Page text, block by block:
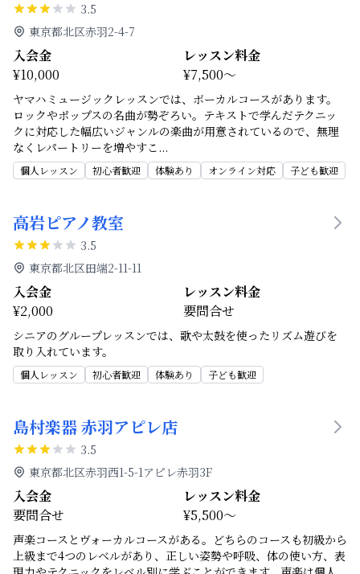
3.5
東京都北区赤羽2-4-7
入会金
¥10,000
レッスン料金
¥7,500～
ヤマハミュージックレッスンでは、ボーカルコースがあります。
ロックやポップスの名曲が勢ぞろい。テキストで学んだテクニッ
クに対応した幅広いジャンルの楽曲が用意されているので、無理
なくレパートリーを増やすこ...
個人レッスン 初心者歓迎 体験あり オンライン対応 子ども歓迎
高岩ピアノ教室
3.5
東京都北区田端2-11-11
入会金
¥2,000
レッスン料金
要問合せ
シニアのグループレッスンでは、歌や太鼓を使ったリズム遊びを
取り入れています。
個人レッスン 初心者歓迎 体験あり 子ども歓迎
島村楽器 赤羽アピレ店
3.5
東京都北区赤羽西1-5-1アピレ赤羽3F
入会金
要問合せ
レッスン料金
¥5,500～
声楽コースとヴォーカルコースがある。どちらのコースも初級から
上級まで4つのレベルがあり、正しい姿勢や呼吸、体の使い方、表